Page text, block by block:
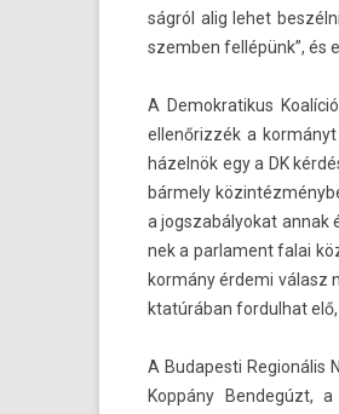
ságról alig lehet
szemb­en fellépünk”, és
A De­mok­ratikus
ellenőrizzék a
házelnök egy a DK
bármely
a jogszabályokat annak
nek a par­la­ment falai
kormány érdemi válasz
ktatúrában for­dulhat
A Budapes­ti Re­gionális
Koppány Be­ndegúzt,